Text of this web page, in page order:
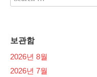
보관함
2026년 8월
2026년 7월